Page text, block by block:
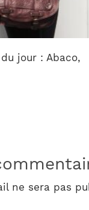
jour : Abaco,
ne sera pas